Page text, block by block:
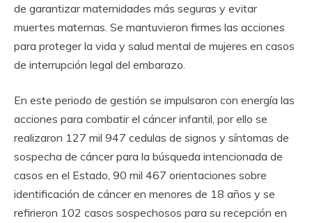
de garantizar maternidades más seguras y evitar
muertes maternas. Se mantuvieron firmes las acciones
para proteger la vida y salud mental de mujeres en casos
de interrupción legal del embarazo.
En este periodo de gestión se impulsaron con energía las
acciones para combatir el cáncer infantil, por ello se
realizaron 127 mil 947 cedulas de signos y síntomas de
sospecha de cáncer para la búsqueda intencionada de
casos en el Estado, 90 mil 467 orientaciones sobre
identificación de cáncer en menores de 18 años y se
refirieron 102 casos sospechosos para su recepción en